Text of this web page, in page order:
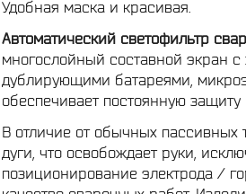
Удобная маска и красивая.
Автоматический светофильтр
многослойный составной экран
дублирующими батареями,
обеспечивает постоянную
В отличие от обычных пассивных
дуги, что освобождает руки,
позиционирование электрода /